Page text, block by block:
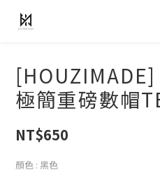
極簡重磅數帽
NT$650
顏色 : 黑色